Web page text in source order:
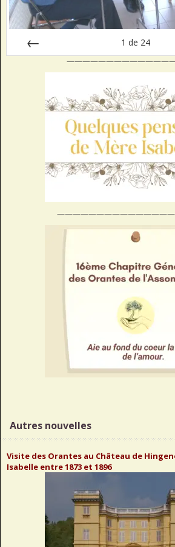
1 de 24
Autres nouvelles
Visite des Orantes au Château de
Isabelle entre 1873 et 1896